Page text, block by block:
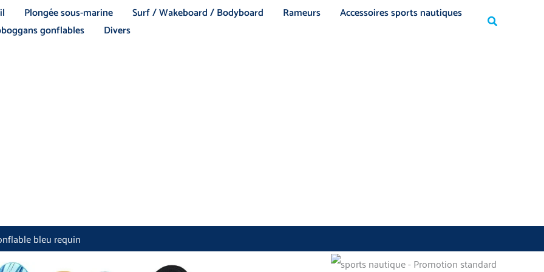
Plongée sous-marine Surf / Wakeboard / Bodyboard Rameurs
Accessoires sports nautiques
gonflables Divers Rechercher
bleu requin
Rechercher